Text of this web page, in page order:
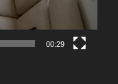
00:29